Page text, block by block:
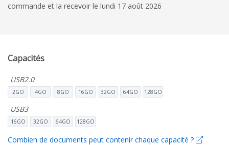
commande et la recevoir le lundi 17 août 2026
Capacités
USB2.0
2GO 4GO 8GO 16GO 32GO 64GO 128GO
USB3
16GO 32GO 64GO 128GO
Combien de documents peut contenir chaque capacité ?